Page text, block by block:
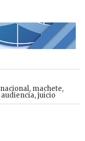
nacional, machete,
audiencia,juicio